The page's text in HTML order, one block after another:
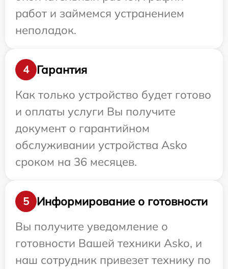
работ и займемся устранением
неполадок.
4
Гарантия
Как только устройство будет готово
и оплаты услуги Вы получите
документ о гарантийном
обслуживании устройства Asko
сроком на 36 месяцев.
5
Информирование о готовности
Вы получите уведомление о
готовности Вашей техники Asko, и
наш сотрудник привезет технику по